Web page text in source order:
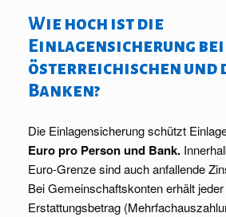
Wie hoch ist die
Einlagensicherung bei
österreichischen und
Banken?
Die Einlagensicherung schützt
Euro pro Person und Bank.
Euro-Grenze sind auch anfallende
Bei Gemeinschaftskonten erhält
Erstattungsbetrag